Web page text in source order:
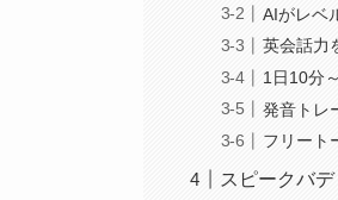
AIがレベ
英会話力
1日10分
発音トレ
フリート
スピークバ